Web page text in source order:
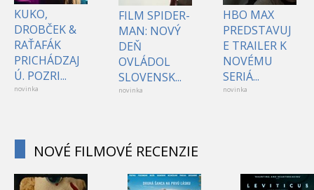
KUKO,
DROBČEK &
RAŤAFÁK
PRICHÁDZAJ
Ú. POZRI...
novinka
FILM SPIDER-
MAN: NOVÝ
DEŇ
OVLÁDOL
SLOVENSK...
novinka
HBO MAX
PREDSTAVUJ
E TRAILER K
NOVÉMU
SERIÁ...
novinka
NOVÉ FILMOVÉ RECENZIE